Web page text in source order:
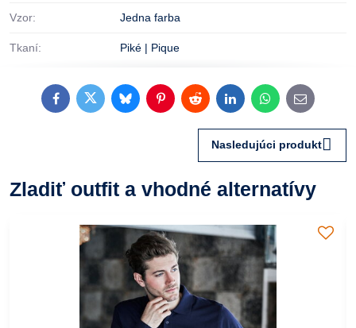
Vzor: Jedna farba
Tkaní: Piké | Pique
FacebookTwitterBlueskyPinterestRedditLinkedInWhatsApp
E-
mail
Nasledujúci produkt
Zladiť outfit a vhodné alternatívy